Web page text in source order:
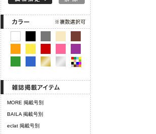
MORE 掲載号別
BAILA 掲載号別
eclat 掲載号別